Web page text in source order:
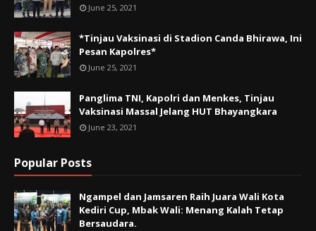
June 25, 2021
*Tinjau Vaksinasi di Stadion Canda Bhirawa, Ini
Pesan Kapolres*
June 25, 2021
Panglima TNI, Kapolri dan Menkes, Tinjau
Vaksinasi Massal Jelang HUT Bhayangkara
June 23, 2021
Popular Posts
Ngampel dan Jamsaren Raih Juara Wali Kota
Kediri Cup, Mbak Wali: Menang Kalah Tetap
Bersaudara.